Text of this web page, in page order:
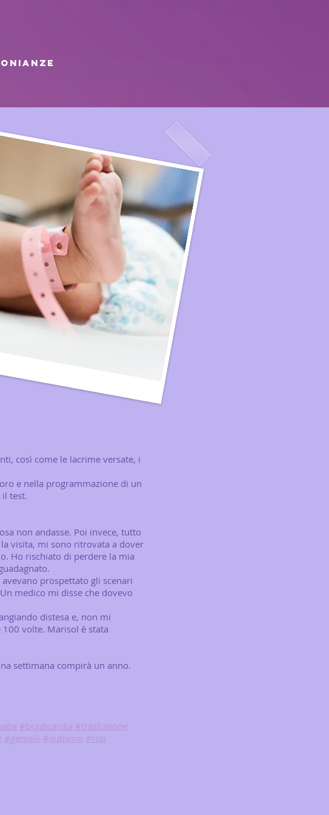
così come le lacrime versate, i
e nella programmazione di un
test.
non andasse. Poi invece, tutto
visita, mi sono ritrovata a dover
Ho rischiato di perdere la mia
prospettato gli scenari
medico mi disse che dovevo
distesa e, non mi
volte. Marisol è stata
settimana compirà un anno.
#bradicardia #trasfusione
#gemelli #autismo #rop